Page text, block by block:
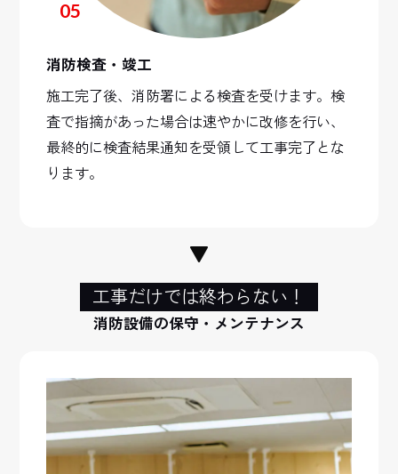
05
消防検査・竣工
施工完了後、消防署による検査を受けます。検
査で指摘があった場合は速やかに改修を行い、
最終的に検査結果通知を受領して工事完了とな
ります。
工事だけでは終わらない！
消防設備の保守・メンテナンス